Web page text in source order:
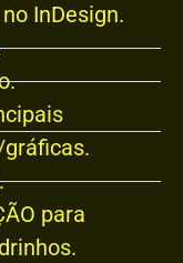
InDesign.
para